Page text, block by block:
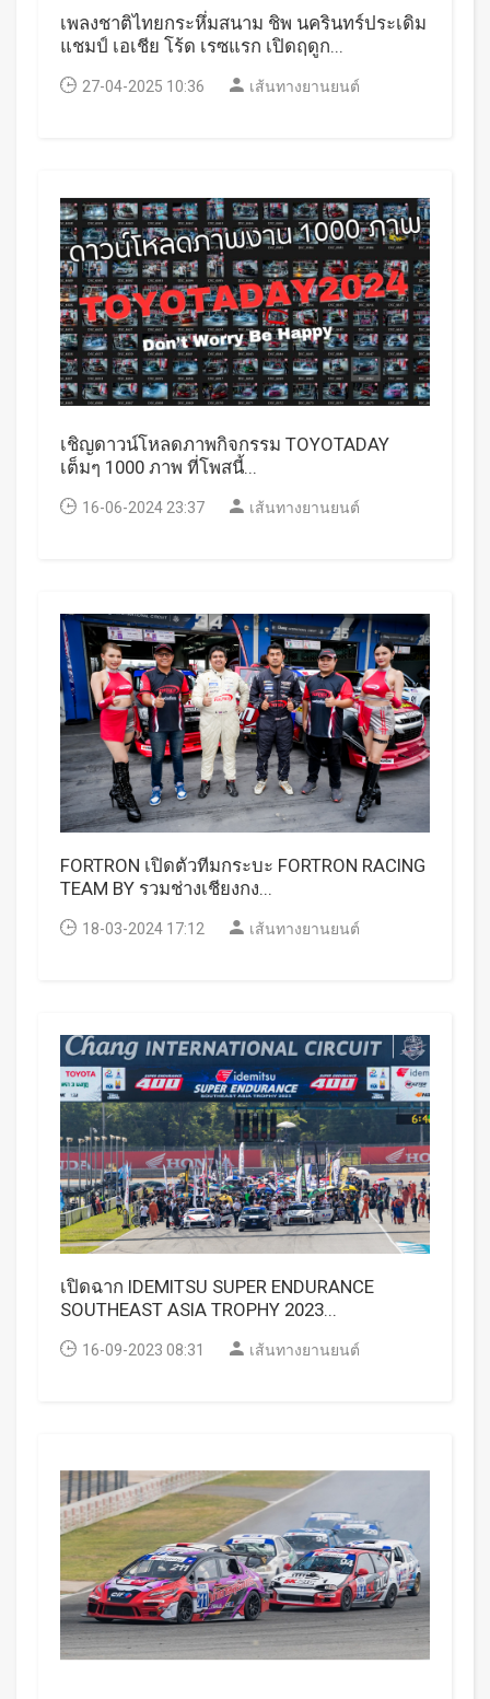
เพลงชาติไทยกระหึ่มสนาม ชิพ นครินทร์ประเดิม
แชมป์ เอเชีย โร้ด เรซแรก เปิดฤดูก...
27-04-2025 10:36 เส้นทางยานยนต์
เชิญดาวน์โหลดภาพกิจกรรม TOYOTADAY
เต็มๆ 1000 ภาพ ที่โพสนี้...
16-06-2024 23:37 เส้นทางยานยนต์
FORTRON เปิดตัวทีมกระบะ FORTRON RACING
TEAM BY รวมช่างเชียงกง...
18-03-2024 17:12 เส้นทางยานยนต์
เปิดฉาก IDEMITSU SUPER ENDURANCE
SOUTHEAST ASIA TROPHY 2023...
16-09-2023 08:31 เส้นทางยานยนต์